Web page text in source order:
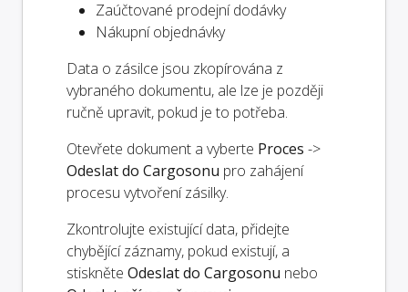
Zaúčtované prodejní dodávky
Nákupní objednávky
Data o zásilce jsou zkopírována z
vybraného dokumentu, ale lze je později
ručně upravit, pokud je to potřeba.
Otevřete dokument a vyberte Proces ->
Odeslat do Cargosonu pro zahájení
procesu vytvoření zásilky.
Zkontrolujte existující data, přidejte
chybějící záznamy, pokud existují, a
stiskněte Odeslat do Cargosonu nebo